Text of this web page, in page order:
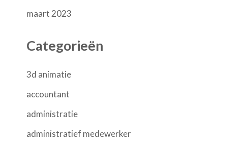
maart 2023
Categorieën
3d animatie
accountant
administratie
administratief medewerker